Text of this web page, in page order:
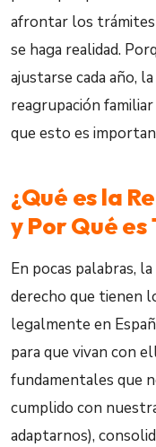
afrontar los trámites
se haga realidad.
ajustarse cada año,
reagrupación
que esto es
¿Qué es la
y Por Qué
En pocas palabras,
derecho que tienen
legalmente en
para que vivan con
fundamentales que
cumplido con
adaptarnos),